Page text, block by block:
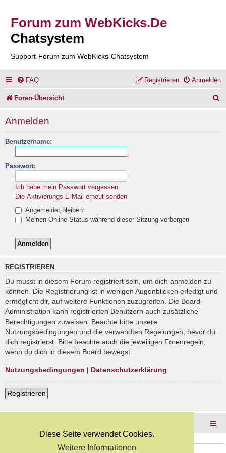
Diese Seite verwendet Cookies.
Weitere Informationen
Forum zum WebKicks.De
Chatsystem
Support-Forum zum WebKicks-Chatsystem
FAQ Anmelden
Registrieren
Foren-Übersicht
Anmelden
Benutzername:
Passwort:
Ich habe mein Passwort vergessen
Die Aktivierungs-E-Mail erneut senden
Angemeldet bleiben
Meinen Online-Status während dieser Sitzung verbergen
REGISTRIEREN
Du musst in diesem Forum registriert sein, um dich anmelden zu
können. Die Registrierung ist in wenigen Augenblicken erledigt und
ermöglicht dir, auf weitere Funktionen zuzugreifen. Die Board-
Administration kann registrierten Benutzern auch zusätzliche
Berechtigungen zuweisen. Beachte bitte unsere
Nutzungsbedingungen und die verwandten Regelungen, bevor du
dich registrierst. Bitte beachte auch die jeweiligen Forenregeln,
wenn du dich in diesem Board bewegst.
Nutzungsbedingungen | Datenschutzerklärung
Registrieren